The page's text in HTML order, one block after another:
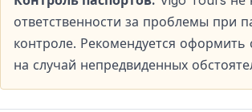
Что Купить на Самосе?
В Пифагорионе вы найдёте изделия
ответственности за проблемы при
контроле. Рекомендуется оформить
на случай непредвиденных